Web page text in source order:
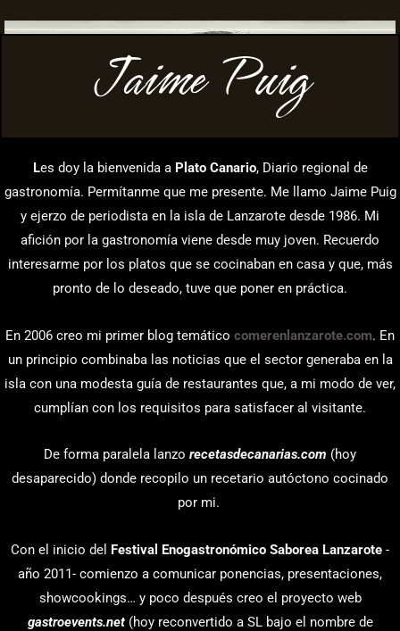
Jaime Puig
Les doy la bienvenida a Plato Canario, Diario regional de
gastronomía. Permítanme que me presente. Me llamo Jaime Puig
y ejerzo de periodista en la isla de Lanzarote desde 1986. Mi
afición por la gastronomía viene desde muy joven. Recuerdo
interesarme por los platos que se cocinaban en casa y que, más
pronto de lo deseado, tuve que poner en práctica.
En 2006 creo mi primer blog temático comerenlanzarote.com. En
un principio combinaba las noticias que el sector generaba en la
isla con una modesta guía de restaurantes que, a mi modo de ver,
cumplían con los requisitos para satisfacer al visitante.
De forma paralela lanzo recetasdecanarias.com (hoy
desaparecido) donde recopilo un recetario autóctono cocinado
por mi.
Con el inicio del Festival Enogastronómico Saborea Lanzarote -
año 2011- comienzo a comunicar ponencias, presentaciones,
showcookings… y poco después creo el proyecto web
gastroevents.net(hoy reconvertido a SL bajo el nombre de